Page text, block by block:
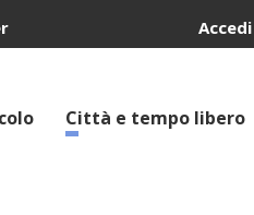
Accedi
Città e tempo libero